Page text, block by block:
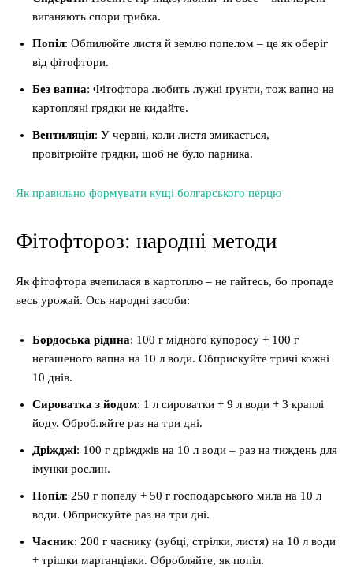
виганяють спори грибка.
Попіл: Обпилюйте листя й землю попелом – це як оберіг
від фітофтори.
Без вапна: Фітофтора любить лужні ґрунти, тож вапно на
картопляні грядки не кидайте.
Вентиляція: У червні, коли листя змикається,
провітрюйте грядки, щоб не було парника.
Як правильно формувати кущі болгарського перцю
Фітофтороз: народні методи
Як фітофтора вчепилася в картоплю – не гайтесь, бо пропаде
весь урожай. Ось народні засоби:
Бордоська рідина: 100 г мідного купоросу + 100 г
негашеного вапна на 10 л води. Обприскуйте тричі кожні
10 днів.
Сироватка з йодом: 1 л сироватки + 9 л води + 3 краплі
йоду. Обробляйте раз на три дні.
Дріжджі: 100 г дріжджів на 10 л води – раз на тиждень для
імунки рослин.
Попіл: 250 г попелу + 50 г господарського мила на 10 л
води. Обприскуйте раз на три дні.
Часник: 200 г часнику (зубці, стрілки, листя) на 10 л води
+ трішки марганцівки. Обробляйте, як попіл.